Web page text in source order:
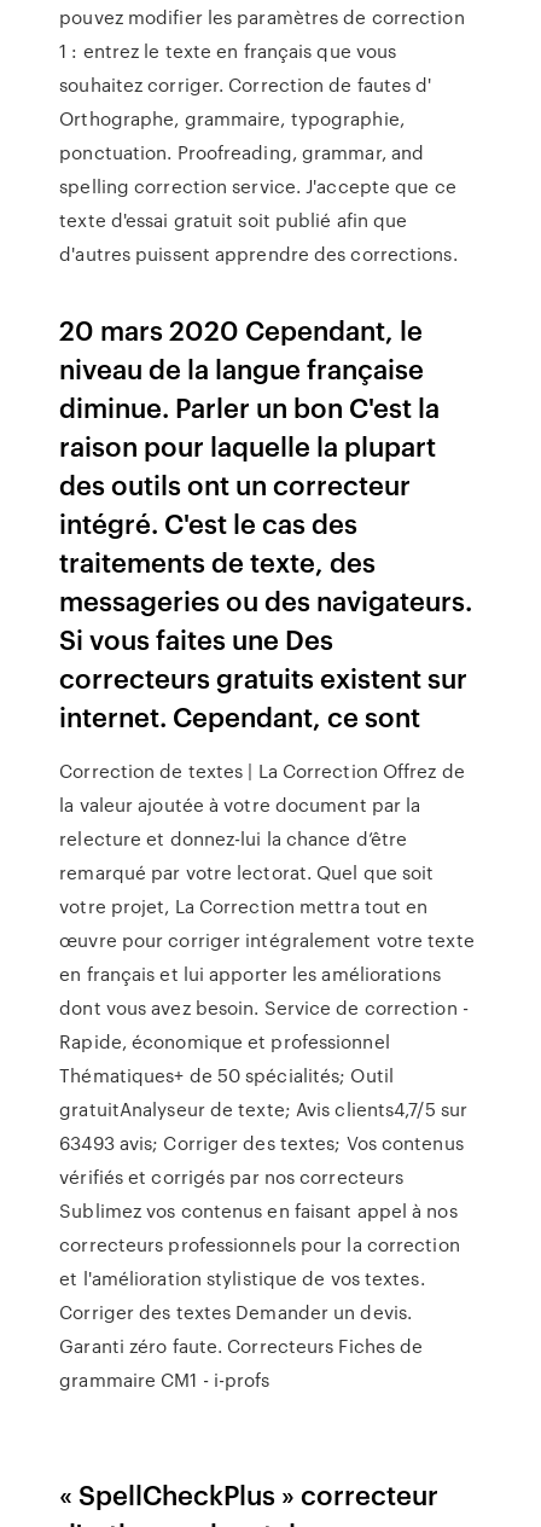
pouvez modifier les paramètres de correction
1 : entrez le texte en français que vous
souhaitez corriger. Correction de fautes d'
Orthographe, grammaire, typographie,
ponctuation. Proofreading, grammar, and
spelling correction service. J'accepte que ce
texte d'essai gratuit soit publié afin que
d'autres puissent apprendre des corrections.
20 mars 2020 Cependant, le
niveau de la langue française
diminue. Parler un bon C'est la
raison pour laquelle la plupart
des outils ont un correcteur
intégré. C'est le cas des
traitements de texte, des
messageries ou des navigateurs.
Si vous faites une Des
correcteurs gratuits existent sur
internet. Cependant, ce sont
Correction de textes | La Correction Offrez de
la valeur ajoutée à votre document par la
relecture et donnez-lui la chance d’être
remarqué par votre lectorat. Quel que soit
votre projet, La Correction mettra tout en
œuvre pour corriger intégralement votre texte
en français et lui apporter les améliorations
dont vous avez besoin. Service de correction -
Rapide, économique et professionnel
Thématiques+ de 50 spécialités; Outil
gratuitAnalyseur de texte; Avis clients4,7/5 sur
63493 avis; Corriger des textes; Vos contenus
vérifiés et corrigés par nos correcteurs
Sublimez vos contenus en faisant appel à nos
correcteurs professionnels pour la correction
et l'amélioration stylistique de vos textes.
Corriger des textes Demander un devis.
Garanti zéro faute. Correcteurs Fiches de
grammaire CM1 - i-profs
« SpellCheckPlus » correcteur